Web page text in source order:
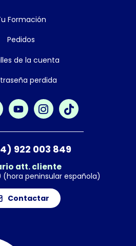
Formación
Pedidos
de la cuenta
perdida
922 003 849
att. cliente
(hora peninsular española)
Contactar